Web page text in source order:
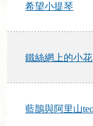
希望小提琴
鐵絲網上的小花
藍鵲與阿里山